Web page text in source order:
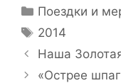
Рубрики
Поездки и
Метки
2014
Навигация
записи
Наша
«Острее